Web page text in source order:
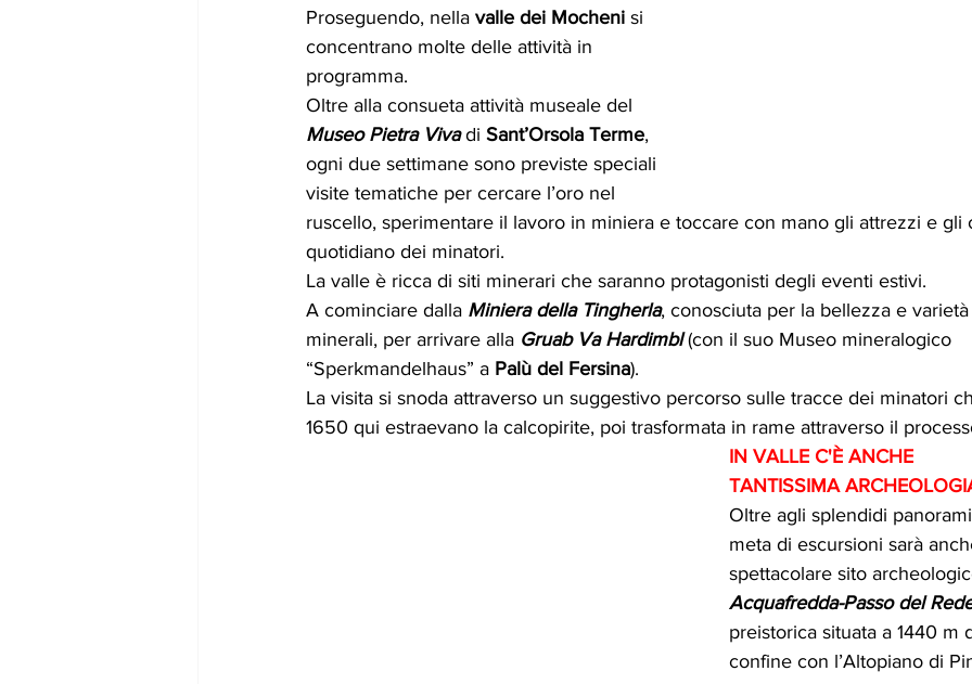
Proseguendo, nella valle dei Mocheni si
concentrano molte delle attività in
programma.
Oltre alla consueta attività museale del
Museo Pietra Viva di Sant’Orsola Terme,
ogni due settimane sono previste speciali
visite tematiche per cercare l’oro nel
ruscello, sperimentare il lavoro in miniera e toccare con mano gli attrezzi e gli
quotidiano dei minatori.
La valle è ricca di siti minerari che saranno protagonisti degli eventi estivi.
A cominciare dalla Miniera della Tingherla, conosciuta per la bellezza e
minerali, per arrivare alla Gruab Va Hardimbl (con il suo Museo mineralogico
“Sperkmandelhaus” a Palù del Fersina).
La visita si snoda attraverso un suggestivo percorso sulle tracce dei minatori
1650 qui estraevano la calcopirite, poi trasformata in rame attraverso il
IN VALLE C'È ANCHE
TANTISSIMA
Oltre agli splendidi
meta di escursioni sarà
spettacolare sito
Acquafredda-Passo del
preistorica situata a 1440 m
confine con l’Altopiano di